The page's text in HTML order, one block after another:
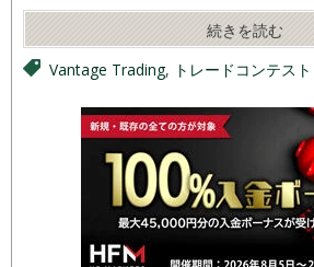
続きを読む
Vantage Trading, トレードコンテスト